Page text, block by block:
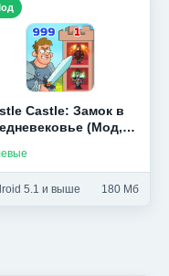
Castle: Замок в
(Мод,
5.1 и выше 180 Мб